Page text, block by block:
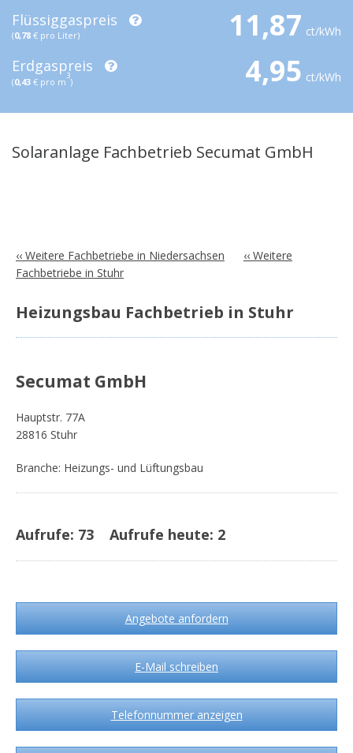
Flüssiggaspreis
(0,78 € pro Liter) 11,87 ct/kWh
Erdgaspreis
(0,43 € pro m
3
) 4,95 ct/kWh
Solaranlage Fachbetrieb Secumat GmbH
‹‹ Weitere Fachbetriebe in Niedersachsen
‹‹ Weitere
Fachbetriebe in Stuhr
Heizungsbau Fachbetrieb in Stuhr
Secumat GmbH
Hauptstr. 77A
28816 Stuhr
Branche: Heizungs- und Lüftungsbau
Aufrufe: 73 Aufrufe heute: 2
Angebote anfordern
E-Mail schreiben
Telefonnummer anzeigen